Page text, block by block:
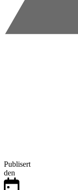
Publisert
den